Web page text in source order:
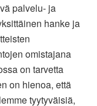
palvelu- ja
hanke ja
omistajana
on tarvetta
on hienoa, että
tyytyväisiä,